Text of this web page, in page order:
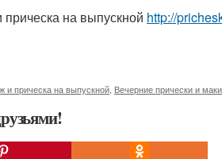
на выпускной http://
и прическа на выпускной Вечерние прически и